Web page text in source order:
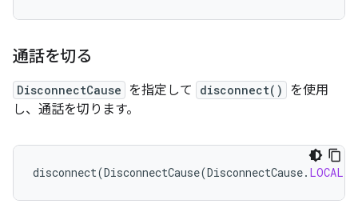
通話を切る
DisconnectCause を指定して disconnect()
を使用
し、通話を切ります。
disconnect(DisconnectCause(DisconnectCause. LOCAL